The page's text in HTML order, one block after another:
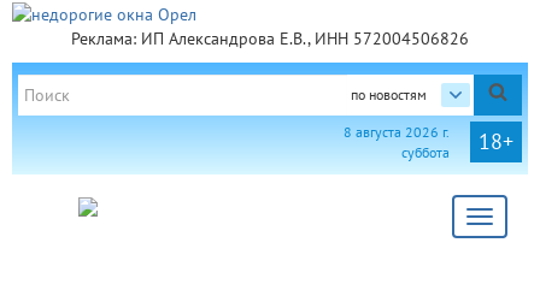
Реклама: ИП Александрова Е.В., ИНН 572004506826
по новостям
18+
8 августа 2026 г.
суббота
Toggle